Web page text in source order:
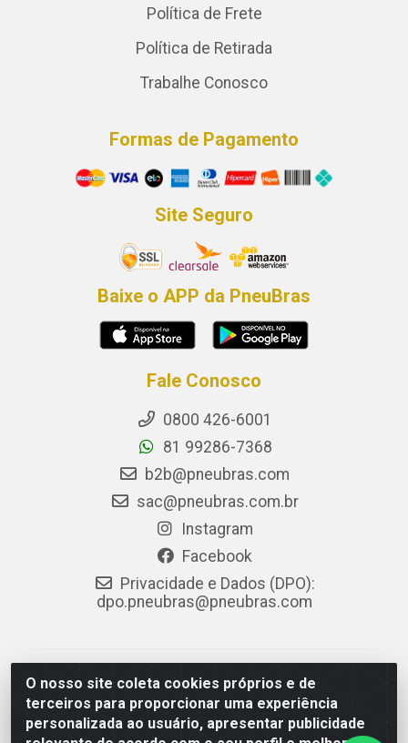
O nosso site coleta cookies próprios e de
terceiros para proporcionar uma experiência
personalizada ao usuário, apresentar publicidade
Política de Frete
Política de Retirada
Trabalhe Conosco
Formas de Pagamento
Site Seguro
Baixe o APP da PneuBras
Fale Conosco
0800 426-6001
81 99286-7368
b2b@pneubras.com
sac@pneubras.com.br
Instagram
Facebook
Privacidade e Dados (DPO):
dpo.pneubras@pneubras.com
PneuBras - Rodovia BR-101, KM 82 - Prazeres,
Jaboatão dos Guararapes/PE - CEP 54.335-000 - CNPJ
08.678.386/0001-05 - Pneubras Comércio de Pneus
Ltda